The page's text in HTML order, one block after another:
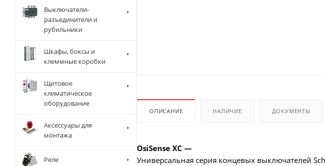
ОПИСАНИЕ НАЛИЧИЕ ДОКУМЕНТЫ
OsiSense XC —
Универсальная серия концевых выключателей
Выключатели-
разъединители и
рубильники
Шкафы, боксы и
клеммные коробки
Щитовое
климатическое
оборудование
Аксессуары для
монтажа
Реле